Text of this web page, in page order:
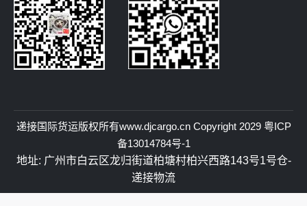
递接国际货运版权所有www.djcargo.cnCopyright 2029 粤ICP
备13014784号-1
地址: 广州市白云区龙归街道柏塘村柏兴西路143号1号仓-
递接物流